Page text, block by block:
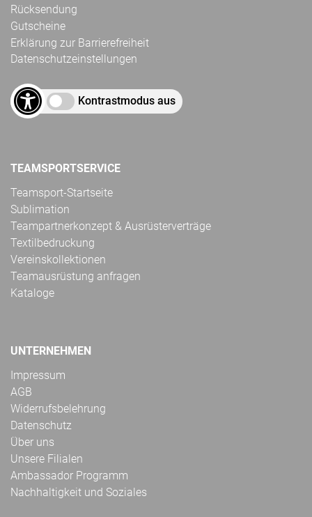
Rücksendung
Gutscheine
Erklärung zur Barrierefreiheit
Datenschutzeinstellungen
Kontrastmodus aus
TEAMSPORTSERVICE
Teamsport-Startseite
Sublimation
Teampartnerkonzept & Ausrüsterverträge
Textilbedruckung
Vereinskollektionen
Teamausrüstung anfragen
Kataloge
UNTERNEHMEN
Impressum
AGB
Widerrufsbelehrung
Datenschutz
Über uns
Unsere Filialen
Ambassador Programm
Nachhaltigkeit und Soziales